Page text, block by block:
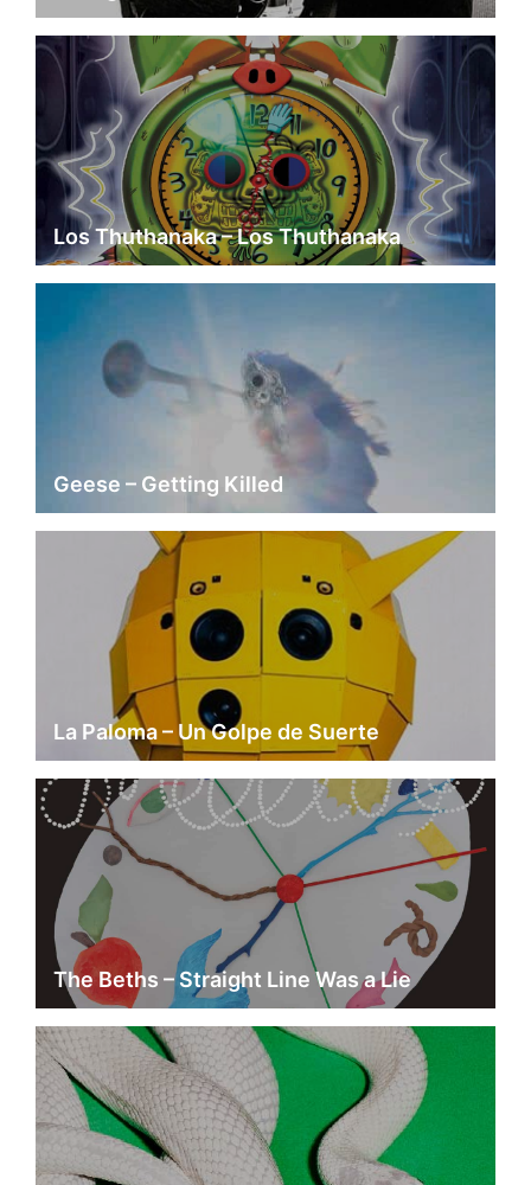
Los Thuthanaka – Los Thuthanaka
Geese – Getting Killed
La Paloma – Un Golpe de Suerte
The Beths – Straight Line Was a Lie